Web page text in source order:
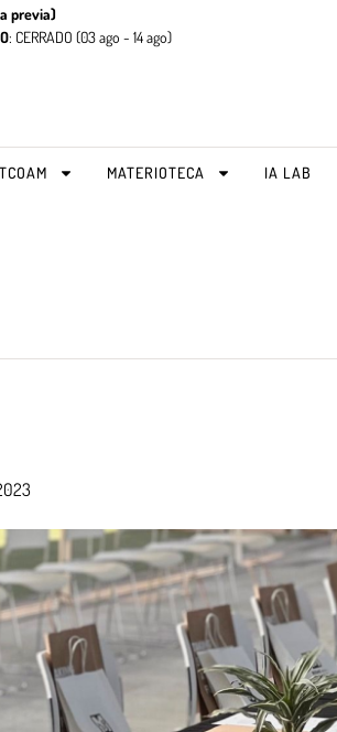
previa)
: CERRADO (03 ago - 14 ago)
MATERIOTECA IA LAB